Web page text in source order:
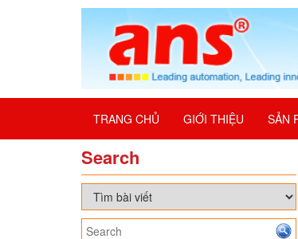
TRANG CHỦ GIỚI THIỆU SẢN
Search